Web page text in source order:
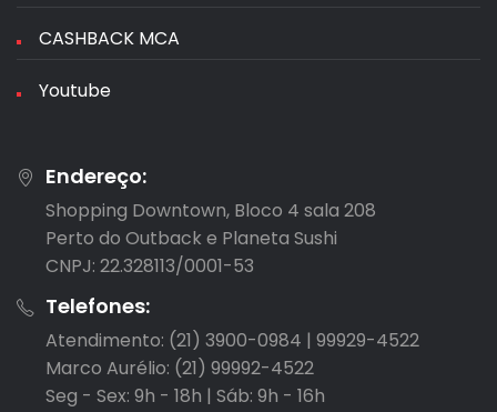
CASHBACK MCA
Youtube
Endereço:
Shopping Downtown, Bloco 4 sala 208
Perto do Outback e Planeta Sushi
CNPJ: 22.328113/0001-53
Telefones:
Atendimento: (21) 3900-0984 | 99929-4522
Marco Aurélio: (21) 99992-4522
Seg - Sex: 9h - 18h | Sáb: 9h - 16h